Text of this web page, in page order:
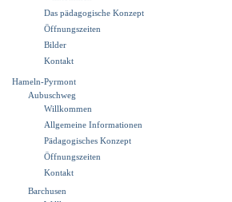
Das pädagogische Konzept
Öffnungszeiten
Bilder
Kontakt
Hameln-Pyrmont
Aubuschweg
Willkommen
Allgemeine Informationen
Pädagogisches Konzept
Öffnungszeiten
Kontakt
Barchusen